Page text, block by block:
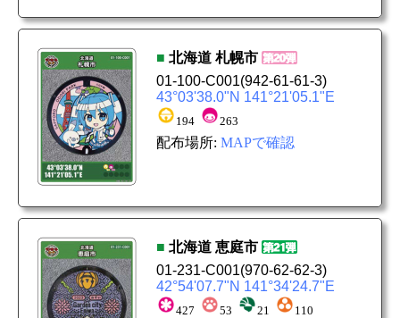
■ 北海道 札幌市
01-100-C001(942-61-61-3)
43°03'38.0"N 141°21'05.1"E
194 263
配布場所: MAPで確認
■ 北海道 恵庭市
01-231-C001(970-62-62-3)
42°54'07.7"N 141°34'24.7"E
427 53 21 110